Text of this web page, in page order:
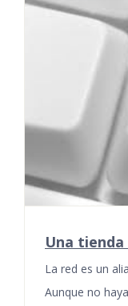
Una
La red es un
Aunque no